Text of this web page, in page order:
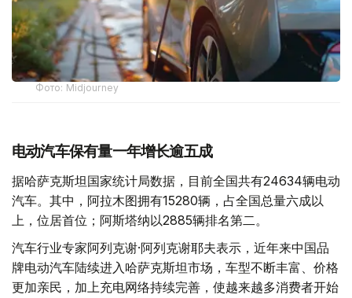
Фото: Midjourney
电动汽车保有量一年增长逾五成
据哈萨克斯坦国家统计局数据，目前全国共有24634辆电动
汽车。其中，阿拉木图拥有15280辆，占全国总量六成以
上，位居首位；阿斯塔纳以2885辆排名第二。
汽车行业专家阿列克谢·阿列克谢耶夫表示，近年来中国品
牌电动汽车陆续进入哈萨克斯坦市场，车型不断丰富、价格
更加亲民，加上充电网络持续完善，使越来越多消费者开始